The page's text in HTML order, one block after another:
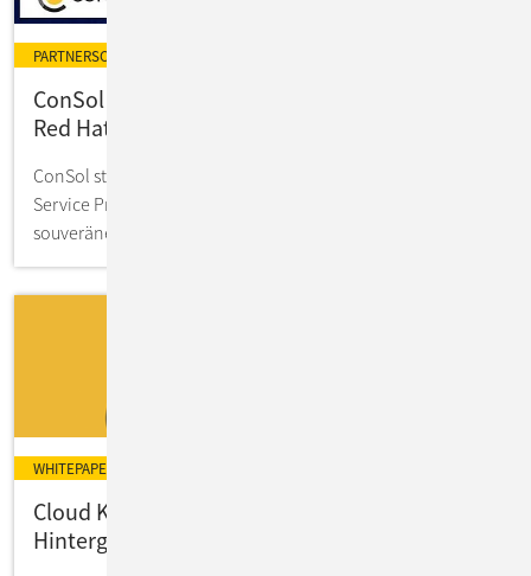
PARTNERSCHAFT
ConSol ist erster Managed Service Partner von
Red Hat OpenShift auf IONOS
ConSol startet als erster offiziell validierter Managed
Service Provider für Red Hat OpenShift auf der
souveränen IONOS Public Cloud.
WHITEPAPER
Cloud Kostenanalyse: Experten-Tipps &
Hintergrundwissen zum Download